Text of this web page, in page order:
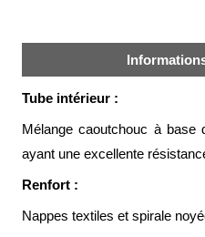
Fiches
Carrières
centrales
béton
Brasseries
Tube intérieur :
Mélange caoutchouc à base
ayant une excellente
Renfort :
Nappes textiles et spirale